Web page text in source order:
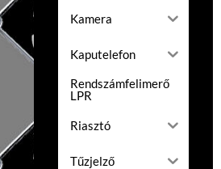
Kamera
Kaputelefon
Rendszámfelimerő
LPR
Riasztó
Tűzjelző